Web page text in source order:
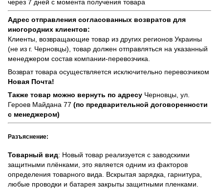
через 7 дней с момента получения товара
Адрес отправления согласованных возвратов для
иногородних клиентов:
Клиенты, возвращающие товар из других регионов Украины
(не из г. Черновцы), товар должен отправляться на указанный
менеджером состав компании-перевозчика.
Возврат товара осуществляется исключительно перевозчиком
Новая Почта!
Также товар можно вернуть по адресу Черновцы, ул.
Героев Майдана 77 (по предварительной договоренности
с менеджером)
Разъяснение:
Товарный вид: Новый товар реализуется с заводскими
защитными плёнками, это является одним из факторов
определения товарного вида. Вскрытая зарядка, гарнитура,
любые проводки и батарея закрыты защитными пленками.